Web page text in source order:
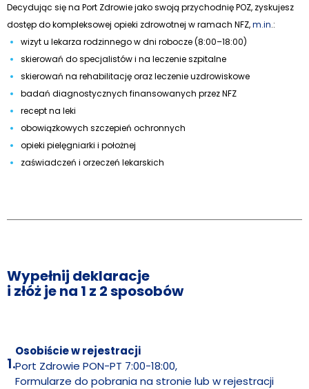
Decydując się na Port Zdrowie jako swoją przychodnię POZ, zyskujesz
dostęp do kompleksowej opieki zdrowotnej w ramach NFZ,m.in.:
wizyt u lekarza rodzinnego w dni robocze (8:00–18:00)
skierowań do specjalistów i na leczenie szpitalne
skierowań na rehabilitację oraz leczenie uzdrowiskowe
badań diagnostycznych finansowanych przez NFZ
recept na leki
obowiązkowych szczepień ochronnych
opieki pielęgniarki i położnej
zaświadczeń i orzeczeń lekarskich
Wypełnij deklaracje
i złóż je na 1 z 2 sposobów
1.
Osobiście w rejestracji
Port Zdrowie PON-PT 7:00-18:00,
Formularze do pobrania na stronie lub w rejestracji